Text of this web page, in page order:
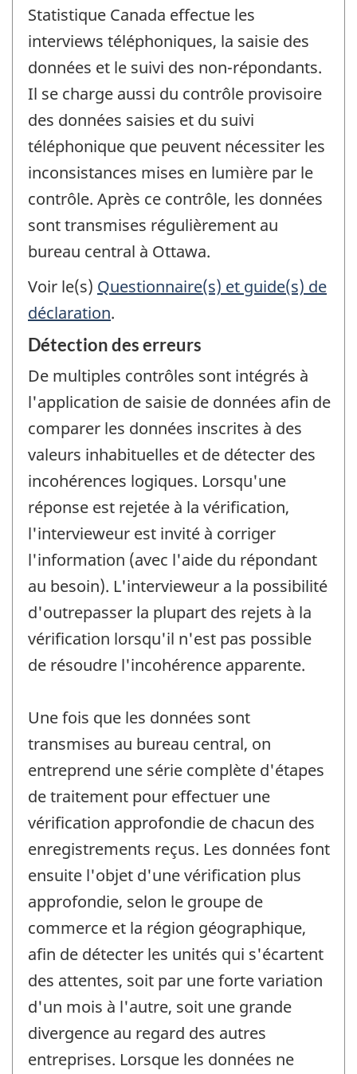
Statistique Canada effectue les
interviews téléphoniques, la saisie des
données et le suivi des non-répondants.
Il se charge aussi du contrôle provisoire
des données saisies et du suivi
téléphonique que peuvent nécessiter les
inconsistances mises en lumière par le
contrôle. Après ce contrôle, les données
sont transmises régulièrement au
bureau central à Ottawa.
Voir le(s) Questionnaire(s) et guide(s) de
déclaration.
Détection des erreurs
De multiples contrôles sont intégrés à
l'application de saisie de données afin de
comparer les données inscrites à des
valeurs inhabituelles et de détecter des
incohérences logiques. Lorsqu'une
réponse est rejetée à la vérification,
l'intervieweur est invité à corriger
l'information (avec l'aide du répondant
au besoin). L'intervieweur a la possibilité
d'outrepasser la plupart des rejets à la
vérification lorsqu'il n'est pas possible
de résoudre l'incohérence apparente.
Une fois que les données sont
transmises au bureau central, on
entreprend une série complète d'étapes
de traitement pour effectuer une
vérification approfondie de chacun des
enregistrements reçus. Les données font
ensuite l'objet d'une vérification plus
approfondie, selon le groupe de
commerce et la région géographique,
afin de détecter les unités qui s'écartent
des attentes, soit par une forte variation
d'un mois à l'autre, soit une grande
divergence au regard des autres
entreprises. Lorsque les données ne